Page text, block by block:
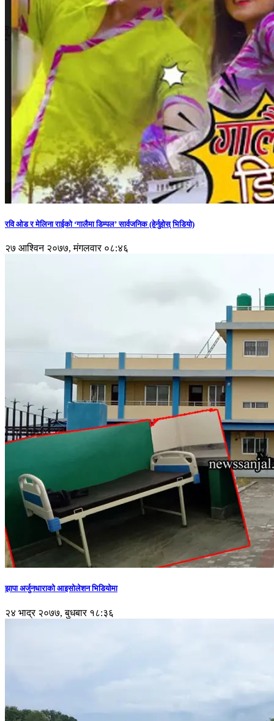
रवि ओड र मेलिना राईको ‘गालैमा डिम्पल’ सार्वजनिक (हेर्नुहोस् भिडियो)
२७ आश्विन २०७७, मंगलवार ०८:४६
झापा अर्जुनधाराको आइसोलेशन भिडियोमा
२४ भाद्र २०७७, बुधबार १८:३६